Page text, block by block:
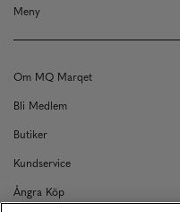
Meny
Om MQ Marqet
Bli Medlem
Butiker
Kundservice
Ångra Köp